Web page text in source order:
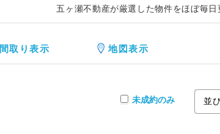
五ヶ瀬不動産が厳選した物件をほぼ毎日
間取り表示 地図表示
未成約のみ